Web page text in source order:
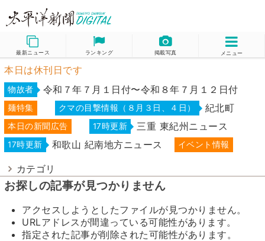
最新ニュース ランキング 掲載写真 メニュー
本日は休刊日です
物故者 令和７年７月１日付〜令和８年７月１２日付
麺特集 クマの目撃情報（８月３日、４日） 紀北町
本日の新聞広告 17時更新 三重 東紀州ニュース
17時更新 和歌山 紀南地方ニュース イベント情報
カテゴリ
お探しの記事が見つかりません
アクセスしようとしたファイルが見つかりません。
URLアドレスが間違っている可能性があります。
指定された記事が削除された可能性があります。